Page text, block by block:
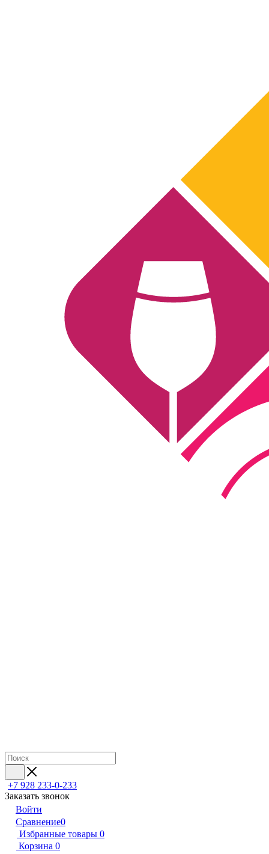
+7 928 233-0-233
Заказать звонок
Войти
Сравнение0
Избранные товары 0
Корзина 0